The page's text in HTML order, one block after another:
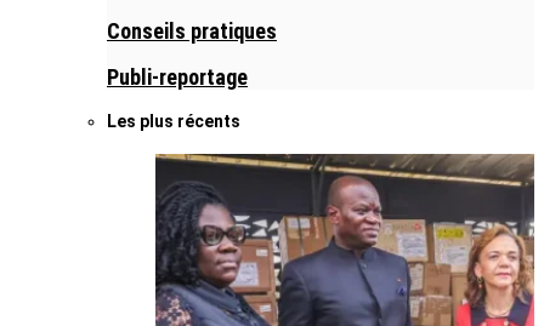
Conseils pratiques
Publi-reportage
Les plus récents